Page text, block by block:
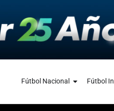
Fútbol Nacional Fútbol